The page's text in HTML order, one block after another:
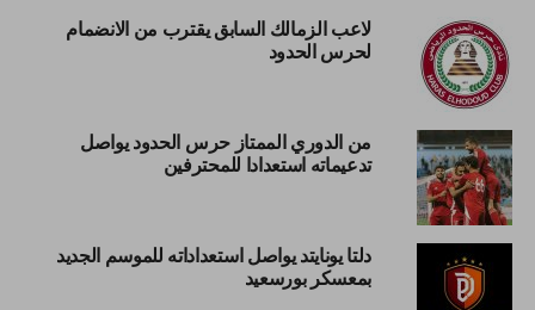
لاعب الزمالك السابق يقترب من الانضمام
لحرس الحدود
من الدوري الممتاز حرس الحدود يواصل
تدعيماته استعدادا للمحترفين
دلتا يونايتد يواصل استعداداته للموسم الجديد
بمعسكر بورسعيد